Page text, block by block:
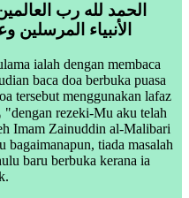
الحمد لله رب
الأنبياء
ialah dengan membaca
baca doa berbuka puasa
tersebut menggunakan lafaz
Imam Zainuddin al-Malibari
tiada masalah
baru berbuka kerana ia